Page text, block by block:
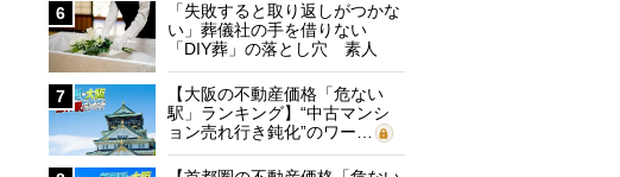
6
「失敗すると取り返しがつかな
い」葬儀社の手を借りない
「DIY葬」の落とし穴 素人
に…
7
【大阪の不動産価格「危ない
駅」ランキング】“中古マンシ
ョン売れ行き鈍化”のワー…